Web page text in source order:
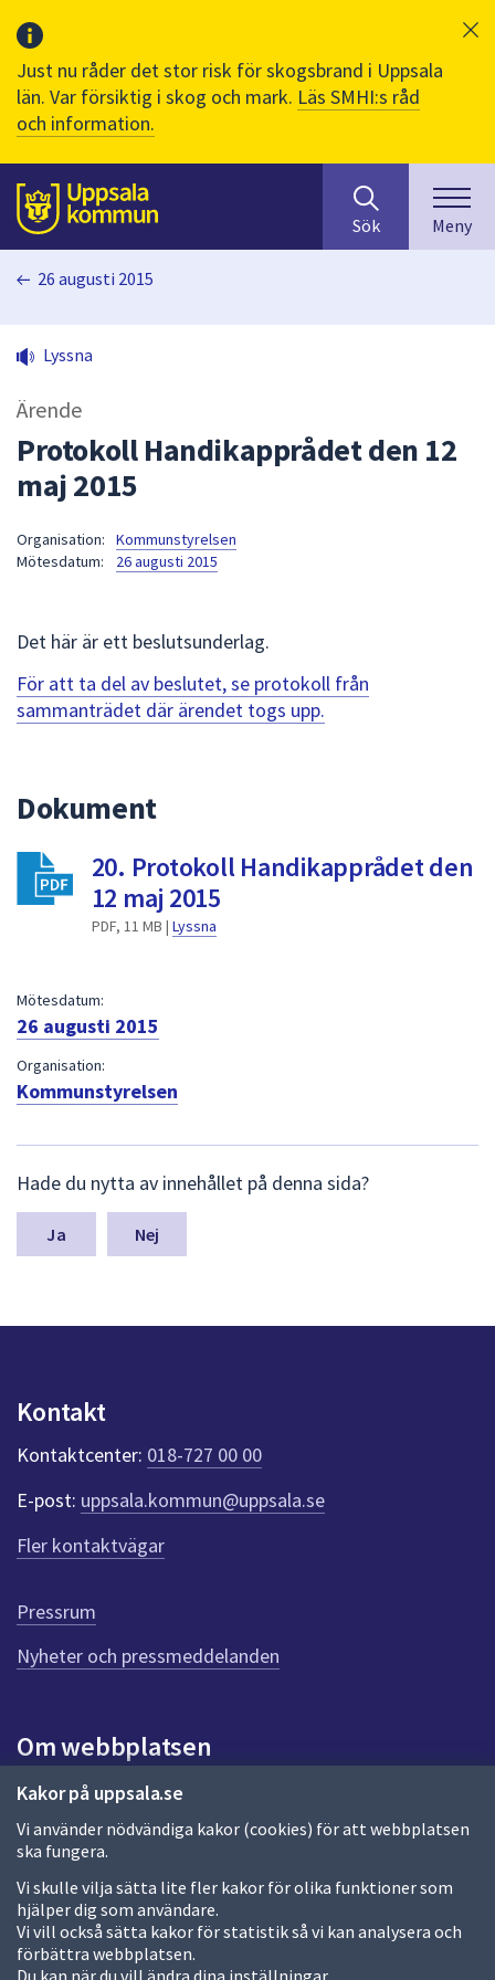
Just nu råder det stor risk för skogsbrand i Uppsala
län. Var försiktig i skog och mark. Läs SMHI:s råd
och information.
Till sidans
huvudinnehåll
efter
innehåll
på
sökfältet
kommer
för
att
navigera
för
Sök Meny
Kakor på uppsala.se
Vi använder nödvändiga kakor (cookies) för att webbplatsen
ska fungera.
Vi skulle vilja sätta lite fler kakor för olika funktioner som
hjälper dig som användare.
Vi vill också sätta kakor för statistik så vi kan analysera och
förbättra webbplatsen.
Du kan när du vill ändra dina inställningar.
26 augusti 2015
Lyssna
Ärende
Protokoll Handikapprådet den 12
maj 2015
Organisation:
Kommunstyrelsen
Mötesdatum:
26 augusti 2015
Det här är ett beslutsunderlag.
För att ta del av beslutet, se protokoll från
sammanträdet där ärendet togs upp.
Dokument
20. Protokoll Handikapprådet den
12 maj 2015
PDF, 11 MB | Lyssna
Mötesdatum:
26 augusti 2015
Organisation:
Kommunstyrelsen
ä
m
a
n
k
t
e
r
f
ö
r
e
n
n
a
d
a
Hade du nytta av innehållet på denna sida?
Nej
Kontakt
Kontaktcenter: 018-727 00 00
E-post: uppsala.kommun@uppsala.se
Fler kontaktvägar
Pressrum
Nyheter och pressmeddelanden
Om webbplatsen
Om webbplatsen
Allmänna handlingar och diarium
Behandling av personuppgifter
Kakor
Språk (other languages)